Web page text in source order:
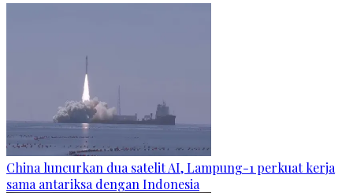
China luncurkan dua satelit AI, Lampung-1 perkuat kerja
sama antariksa dengan Indonesia